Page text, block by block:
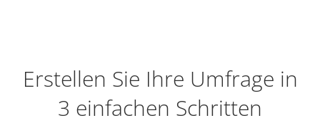
Erstellen Sie Ihre Umfrage in
3 einfachen Schritten